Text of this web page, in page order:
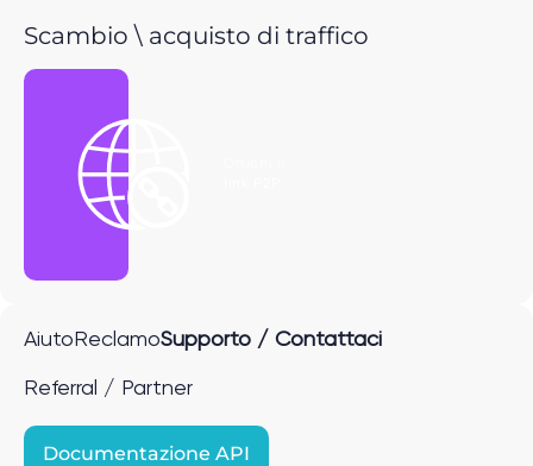
Scambio \ acquisto di traffico
Aiuto ReclamoSupporto / Contattaci
Referral / Partner
Documentazione API